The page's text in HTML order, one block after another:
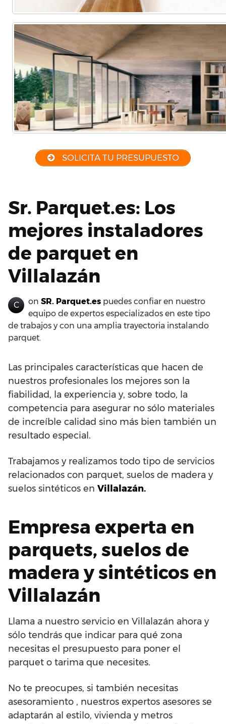
SOLICITA TU PRESUPUESTO
Sr. Parquet.es: Los
mejores instaladores
de parquet en
Villalazán
C on SR. Parquet.es puedes confiar en nuestro
equipo de expertos especializados en este tipo
de trabajos y con una amplia trayectoria instalando
parquet.
Las principales características que hacen de
nuestros profesionales los mejores son la
fiabilidad, la experiencia y, sobre todo, la
competencia para asegurar no sólo materiales
de increíble calidad sino más bien también un
resultado especial.
Trabajamos y realizamos todo tipo de servicios
relacionados con parquet, suelos de madera y
suelos sintéticos en Villalazán.
Empresa experta en
parquets, suelos de
madera y sintéticos en
Villalazán
Llama a nuestro servicio en Villalazán ahora y
sólo tendrás que indicar para qué zona
necesitas el presupuesto para poner el
parquet o tarima que necesites.
No te preocupes, si también necesitas
asesoramiento , nuestros expertos asesores se
adaptarán al estilo, vivienda y metros